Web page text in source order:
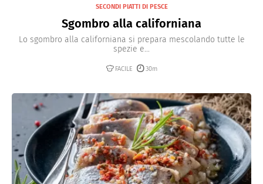
SECONDI PIATTI DI PESCE
Sgombro alla californiana
Lo sgombro alla californiana si prepara mescolando tutte le
spezie e...
FACILE 30m